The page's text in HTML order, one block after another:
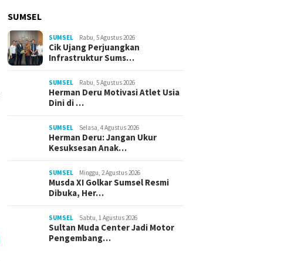
SUMSEL
SUMSEL Rabu, 5 Agustus 2026
Cik Ujang Perjuangkan
Infrastruktur Sums…
SUMSEL Rabu, 5 Agustus 2026
Herman Deru Motivasi Atlet Usia
Dini di …
SUMSEL Selasa, 4 Agustus 2026
Herman Deru: Jangan Ukur
Kesuksesan Anak…
SUMSEL Minggu, 2 Agustus 2026
Musda XI Golkar Sumsel Resmi
Dibuka, Her…
SUMSEL Sabtu, 1 Agustus 2026
Sultan Muda Center Jadi Motor
Pengembang…